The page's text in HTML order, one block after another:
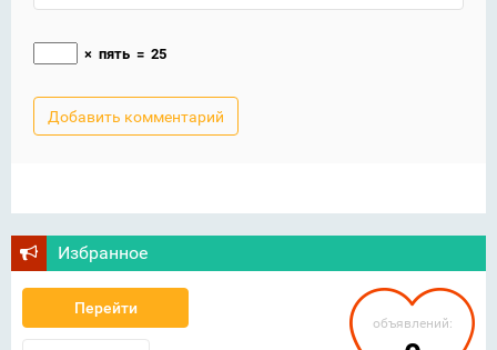
× пять = 25
Избранное
Перейти
объявлений: